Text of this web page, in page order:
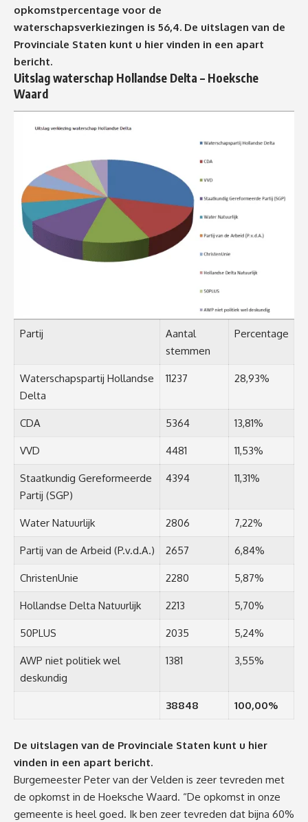
opkomstpercentage voor de
waterschapsverkiezingen is 56,4. De uitslagen van de
Provinciale Staten kunt u hier vinden in een apart
bericht.
Uitslag waterschap Hollandse Delta – Hoeksche
Waard
Partij
Aantal
stemmen
Percentage
Waterschapspartij Hollandse
Delta
11237 28,93%
CDA 5364 13,81%
VVD 4481 11,53%
Staatkundig Gereformeerde
Partij (SGP)
4394 11,31%
Water Natuurlijk 2806 7,22%
Partij van de Arbeid (P.v.d.A.) 2657 6,84%
ChristenUnie 2280 5,87%
Hollandse Delta Natuurlijk 2213 5,70%
50PLUS 2035 5,24%
AWP niet politiek wel
deskundig
1381 3,55%
38848 100,00%
De uitslagen van de Provinciale Staten kunt u hier
vinden in een apart bericht.
Burgemeester Peter van der Velden is zeer tevreden met
de opkomst in de Hoeksche Waard. “De opkomst in onze
gemeente is heel goed. Ik ben zeer tevreden dat bijna 60%